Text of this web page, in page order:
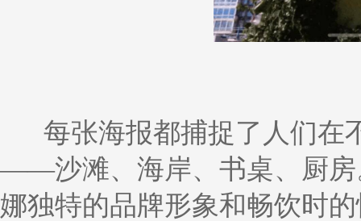
每张海报都捕捉了人们在
——沙滩、海岸、书桌、厨房
娜独特的品牌形象和畅饮时